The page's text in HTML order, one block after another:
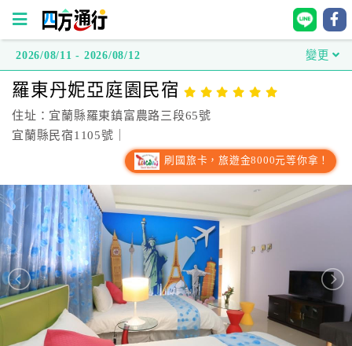
方
通
行
台
灣
訂
房
直
2026/08/11 - 2026/08/12 變更
羅東丹妮亞庭園民宿
住址：宜蘭縣羅東鎮富農路三段65號
宜蘭縣民宿1105號｜
刷國旅卡，旅遊金8000元等你拿！